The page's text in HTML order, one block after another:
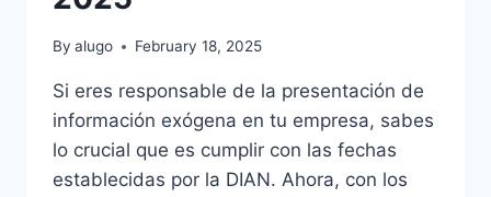
By alugo February 18, 2025
Si eres responsable de la presentación de
información exógena en tu empresa, sabes
lo crucial que es cumplir con las fechas
establecidas por la DIAN. Ahora, con los